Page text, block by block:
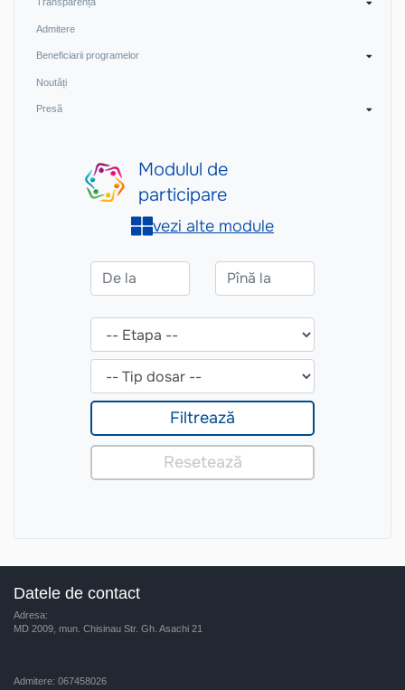
Transparența
Admitere
Beneficiarii programelor
Noutăți
Presă
Datele de contact
Adresa:
MD 2009, mun. Chisinau Str. Gh. Asachi 21
Admitere: 067458026